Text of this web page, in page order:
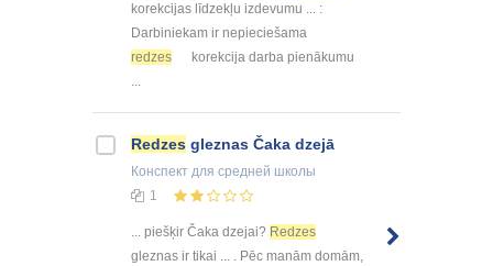
korekcijas līdzekļu izdevumu ... :
Darbiniekam ir nepieciešama
redzes
korekcija darba pienākumu
...
Redzes gleznas Čaka dzejā
Конспект для средней школы
1
... piešķir Čaka dzejai? Redzes
gleznas ir tikai ... . Pēc manām domām,